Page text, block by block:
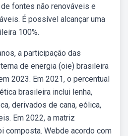
fontes não renováveis e
É possível alcançar uma
100%.
a participação das
de energia (oie) brasileira
2023. Em 2021, o percentual
brasileira inclui lenha,
derivados de cana, eólica,
Em 2022, a matriz
composta. Webde acordo com